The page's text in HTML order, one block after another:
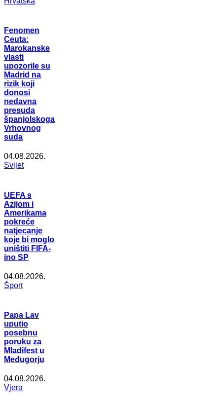
Fenomen
Ceuta:
Marokanske
vlasti
upozorile su
Madrid na
rizik koji
donosi
nedavna
presuda
španjolskoga
Vrhovnog
suda
04.08.2026.
Svijet
UEFA s
Azijom i
Amerikama
pokreće
natjecanje
koje bi moglo
uništiti FIFA-
ino SP
04.08.2026.
Šport
Papa Lav
uputio
posebnu
poruku za
Mladifest u
Međugorju
04.08.2026.
Vjera